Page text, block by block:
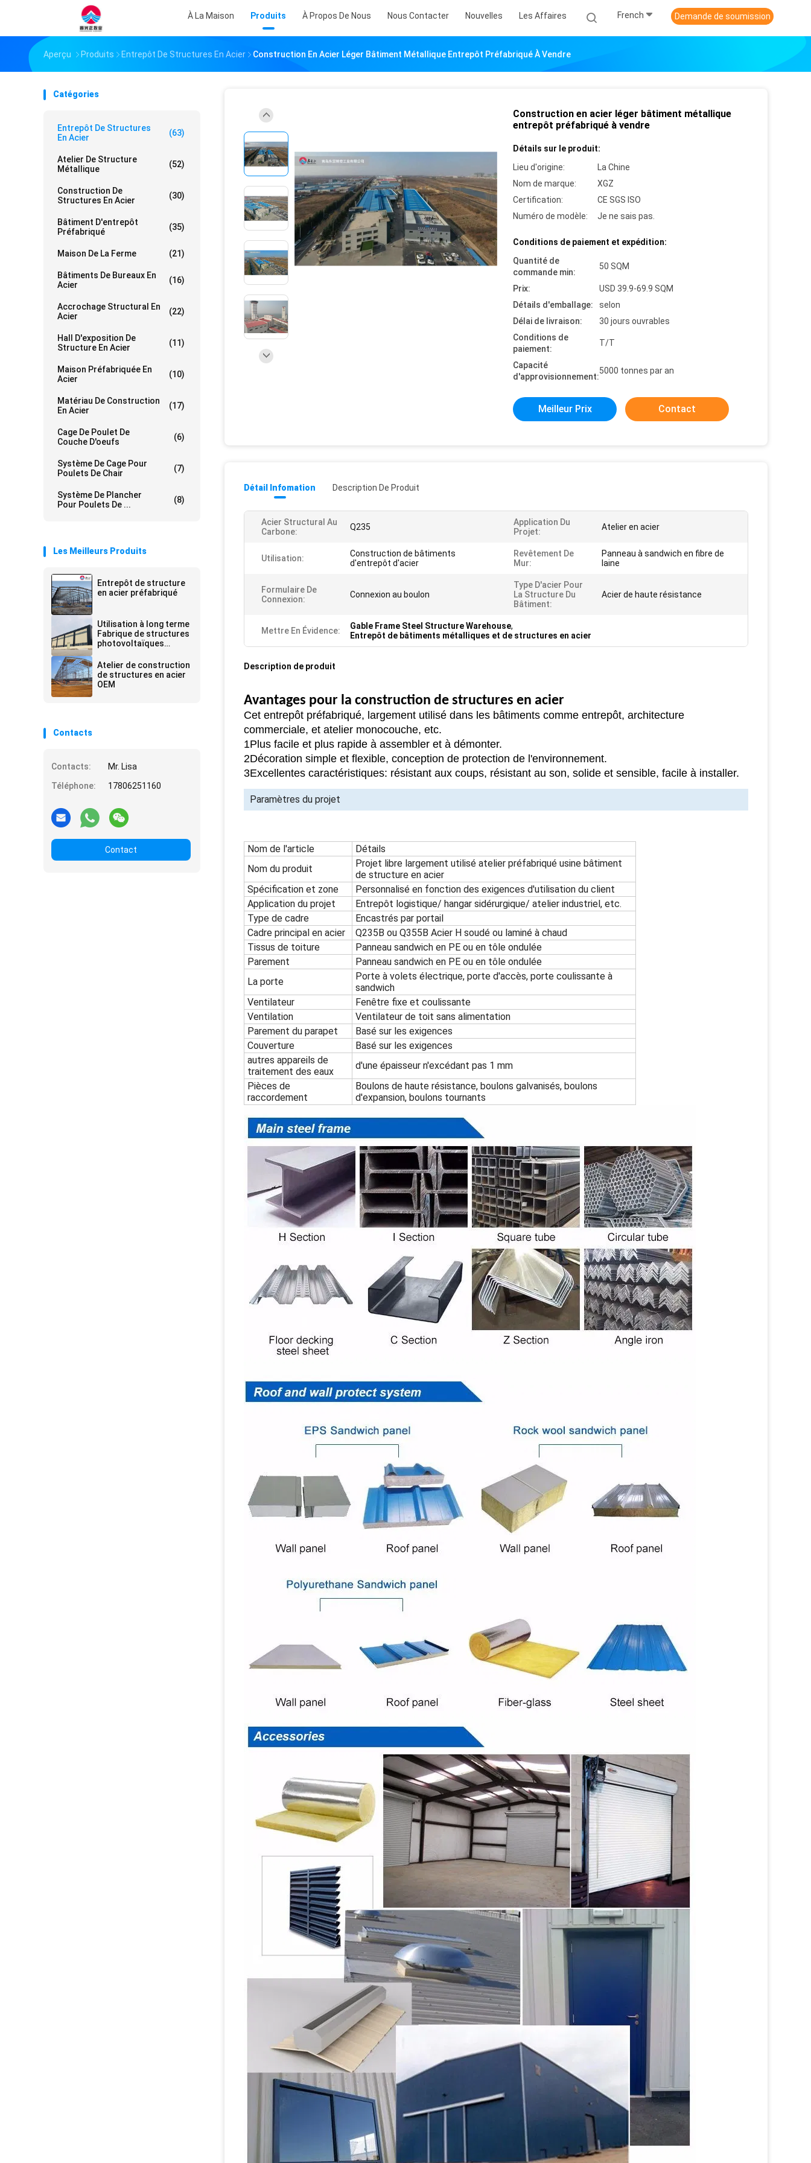
À La Maison Produits À Propos De Nous Nous Contacter Nouvelles Les Affaires French Demande de soumission
Aperçu Produits Entrepôt De Structures En Acier Construction En Acier Léger Bâtiment Métallique Entrepôt Préfabriqué À Vendre
Catégories
Entrepôt De Structures
En Acier
(63)
Atelier De Structure
Métallique
(52)
Construction De
Structures En Acier
(30)
Bâtiment D'entrepôt
Préfabriqué
(35)
Maison De La Ferme (21)
Bâtiments De Bureaux En
Acier
(16)
Accrochage Structural En
Acier
(22)
Hall D'exposition De
Structure En Acier
(11)
Maison Préfabriquée En
Acier
(10)
Matériau De Construction
En Acier
(17)
Cage De Poulet De
Couche D'oeufs
(6)
Système De Cage Pour
Poulets De Chair
(7)
Système De Plancher
Pour Poulets De ...
(8)
Les Meilleurs Produits
Entrepôt de structure
en acier préfabriqué
Utilisation à long terme
Fabrique de structures
photovoltaïques
Atelier
Atelier de construction
de structures en acier
OEM
Contacts
Contacts:
Mr. Lisa
Téléphone:
17806251160
Contact
Construction en acier léger bâtiment métallique
entrepôt préfabriqué à vendre
Détails sur le produit:
Lieu d'origine:
La Chine
Nom de marque:
XGZ
Certification:
CE SGS ISO
Numéro de modèle:
Je ne sais pas.
Conditions de paiement et expédition:
Quantité de
commande min:
50 SQM
Prix:
USD 39.9-69.9 SQM
Détails d'emballage:
selon
Délai de livraison:
30 jours ouvrables
Conditions de
paiement:
T/T
Capacité
d'approvisionnement:
5000 tonnes par an
Meilleur Prix Contact
Détail Infomation Description De Produit
Acier Structural Au
Carbone:
Q235
Application Du
Projet:
Atelier en acier
Utilisation:
Construction de bâtiments
d'entrepôt d'acier
Revêtement De
Mur:
Panneau à sandwich en fibre de
laine
Formulaire De
Connexion:
Connexion au boulon
Type D'acier Pour
La Structure Du
Bâtiment:
Acier de haute résistance
Mettre En Évidence: Gable Frame Steel Structure Warehouse,
Entrepôt de bâtiments métalliques et de structures en acier
Description de produit
Avantages pour la construction de structures en acier
Cet entrepôt préfabriqué, largement utilisé dans les bâtiments comme entrepôt, architecture
commerciale, et atelier monocouche, etc.
1Plus facile et plus rapide à assembler et à démonter.
2Décoration simple et flexible, conception de protection de l'environnement.
3Excellentes caractéristiques: résistant aux coups, résistant au son, solide et sensible, facile à installer.
Paramètres du projet
Nom de l'article
Détails
Nom du produit
Projet libre largement utilisé atelier préfabriqué usine bâtiment
de structure en acier
Spécification et zone
Personnalisé en fonction des exigences d'utilisation du client
Application du projet
Entrepôt logistique/ hangar sidérurgique/ atelier industriel, etc.
Type de cadre
Encastrés par portail
Cadre principal en acier
Q235B ou Q355B Acier H soudé ou laminé à chaud
Tissus de toiture
Panneau sandwich en PE ou en tôle ondulée
Parement
Panneau sandwich en PE ou en tôle ondulée
La porte
Porte à volets électrique, porte d'accès, porte coulissante à
sandwich
Ventilateur
Fenêtre fixe et coulissante
Ventilation
Ventilateur de toit sans alimentation
Parement du parapet
Basé sur les exigences
Couverture
Basé sur les exigences
autres appareils de
traitement des eaux
d'une épaisseur n'excédant pas 1 mm
Pièces de
raccordement
Boulons de haute résistance, boulons galvanisés, boulons
d'expansion, boulons tournants